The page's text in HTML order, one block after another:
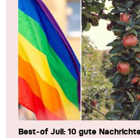
Best-of Juli: 10 gute